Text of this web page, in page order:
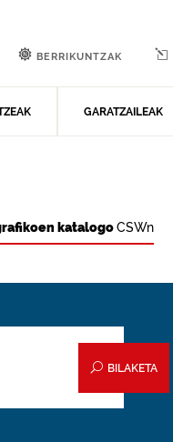
GARATZAILEAK
BERRIKUNTZAK
katalogoCSWn
BILAKETA